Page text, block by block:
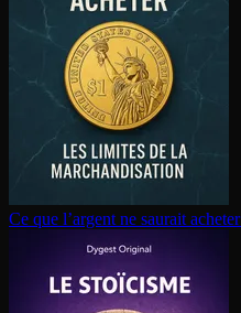
Ce que l’argent ne saurait acheter